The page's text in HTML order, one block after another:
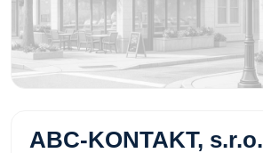
ABC-KONTAKT, s.r.o.